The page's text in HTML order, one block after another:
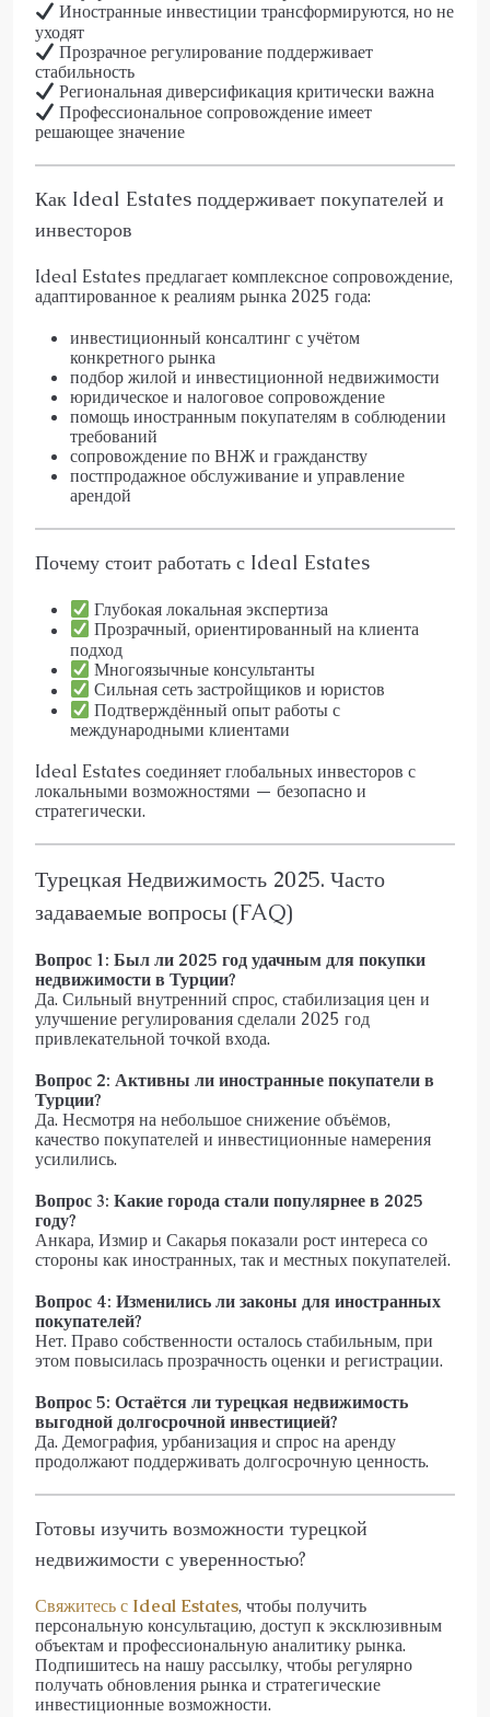
Иностранные инвестиции трансформируются, но не
уходят
Прозрачное регулирование поддерживает
стабильность
Региональная диверсификация критически важна
Профессиональное сопровождение имеет
решающее значение
Как Ideal Estates поддерживает покупателей и
инвесторов
Ideal Estates предлагает комплексное сопровождение,
адаптированное к реалиям рынка 2025 года:
инвестиционный консалтинг с учётом
конкретного рынка
подбор жилой и инвестиционной недвижимости
юридическое и налоговое сопровождение
помощь иностранным покупателям в соблюдении
требований
сопровождение по ВНЖ и гражданству
постпродажное обслуживание и управление
арендой
Почему стоит работать с Ideal Estates
Глубокая локальная экспертиза
Прозрачный, ориентированный на клиента
подход
Многоязычные консультанты
Сильная сеть застройщиков и юристов
Подтверждённый опыт работы с
международными клиентами
Ideal Estates соединяет глобальных инвесторов с
локальными возможностями — безопасно и
стратегически.
Турецкая Недвижимость 2025. Часто
задаваемые вопросы (FAQ)
Вопрос 1: Был ли 2025 год удачным для покупки
недвижимости в Турции?
Да. Сильный внутренний спрос, стабилизация цен и
улучшение регулирования сделали 2025 год
привлекательной точкой входа.
Вопрос 2: Активны ли иностранные покупатели в
Турции?
Да. Несмотря на небольшое снижение объёмов,
качество покупателей и инвестиционные намерения
усилились.
Вопрос 3: Какие города стали популярнее в 2025
году?
Анкара, Измир и Сакарья показали рост интереса со
стороны как иностранных, так и местных покупателей.
Вопрос 4: Изменились ли законы для иностранных
покупателей?
Нет. Право собственности осталось стабильным, при
этом повысилась прозрачность оценки и регистрации.
Вопрос 5: Остаётся ли турецкая недвижимость
выгодной долгосрочной инвестицией?
Да. Демография, урбанизация и спрос на аренду
продолжают поддерживать долгосрочную ценность.
Готовы изучить возможности турецкой
недвижимости с уверенностью?
Свяжитесь с Ideal Estates, чтобы получить
персональную консультацию, доступ к эксклюзивным
объектам и профессиональную аналитику рынка.
Подпишитесь на нашу рассылку, чтобы регулярно
получать обновления рынка и стратегические
инвестиционные возможности.